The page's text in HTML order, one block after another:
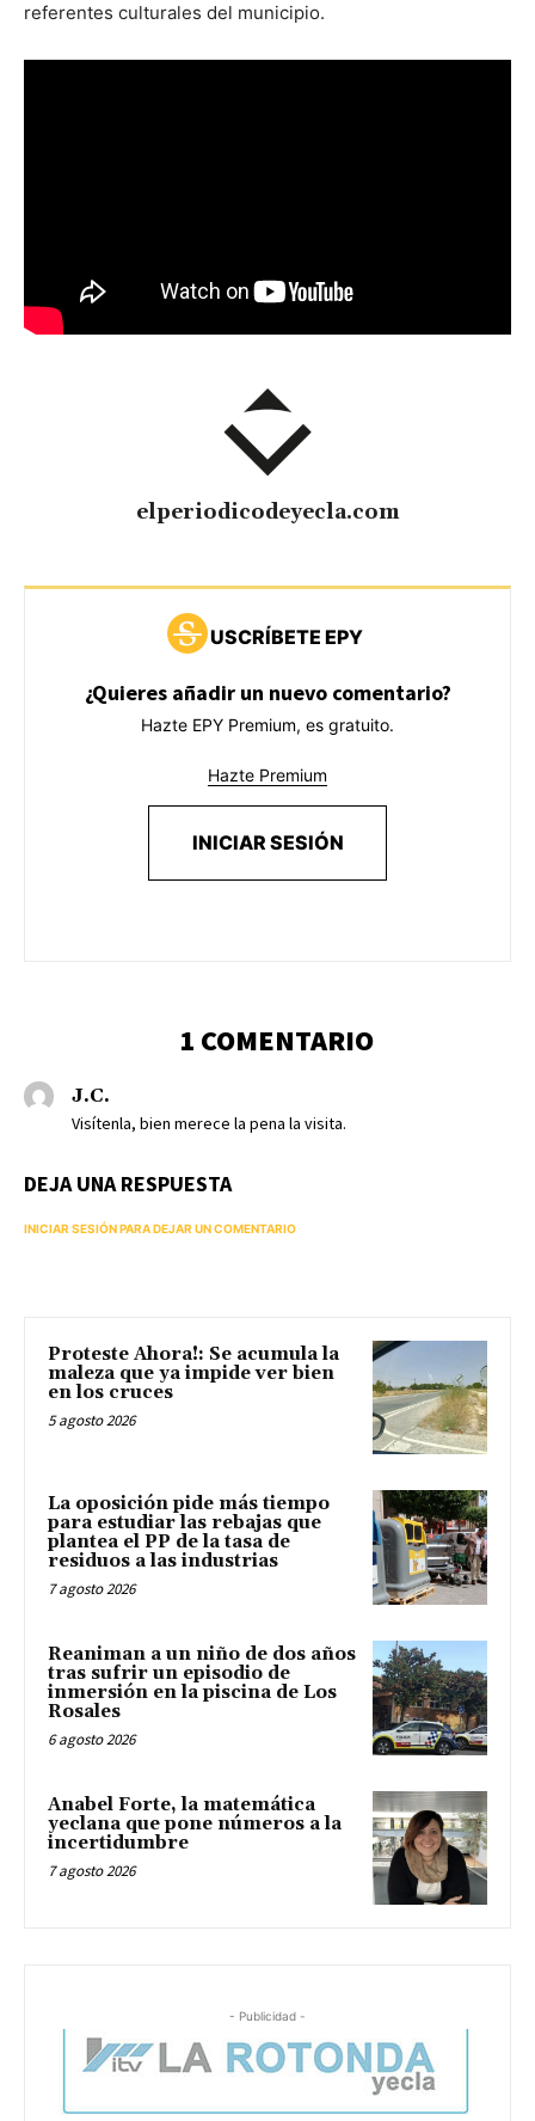
referentes culturales del municipio.
elperiodicodeyecla.com
USCRÍBETE EPY
¿Quieres añadir un nuevo comentario?
Hazte EPY Premium, es gratuito.
Hazte Premium
INICIAR SESIÓN
1 COMENTARIO
J.C.
Visítenla, bien merece la pena la visita.
DEJA UNA RESPUESTA
INICIAR SESIÓN PARA DEJAR UN COMENTARIO
Proteste Ahora!: Se acumula la
maleza que ya impide ver bien
en los cruces
5 agosto 2026
La oposición pide más tiempo
para estudiar las rebajas que
plantea el PP de la tasa de
residuos a las industrias
7 agosto 2026
Reaniman a un niño de dos años
tras sufrir un episodio de
inmersión en la piscina de Los
Rosales
6 agosto 2026
Anabel Forte, la matemática
yeclana que pone números a la
incertidumbre
7 agosto 2026
- Publicidad -